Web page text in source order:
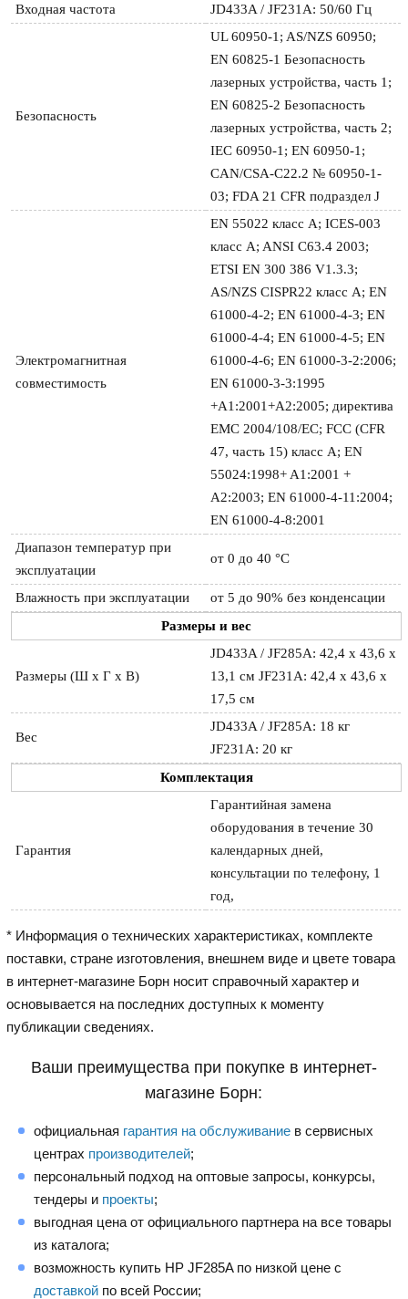
Входная частота JD433A / JF231A: 50/60 Гц
Безопасность
UL 60950-1; AS/NZS 60950;
EN 60825-1 Безопасность
лазерных устройства, часть 1;
EN 60825-2 Безопасность
лазерных устройства, часть 2;
IEC 60950-1; EN 60950-1;
CAN/CSA-C22.2 № 60950-1-
03; FDA 21 CFR подраздел J
Электромагнитная
совместимость
EN 55022 класс A; ICES-003
класс A; ANSI C63.4 2003;
ETSI EN 300 386 V1.3.3;
AS/NZS CISPR22 класс A; EN
61000-4-2; EN 61000-4-3; EN
61000-4-4; EN 61000-4-5; EN
61000-4-6; EN 61000-3-2:2006;
EN 61000-3-3:1995
+A1:2001+A2:2005; директива
EMC 2004/108/EC; FCC (CFR
47, часть 15) класс A; EN
55024:1998+ A1:2001 +
A2:2003; EN 61000-4-11:2004;
EN 61000-4-8:2001
Диапазон температур при
эксплуатации
от 0 до 40 °C
Влажность при эксплуатации
от 5 до 90% без конденсации
Размеры и вес
Размеры (Ш x Г x В)
JD433A / JF285A: 42,4 x 43,6 x
13,1 см JF231A: 42,4 x 43,6 x
17,5 см
Вес
JD433A / JF285A: 18 кг
JF231A: 20 кг
Комплектация
Гарантия
Гарантийная замена
оборудования в течение 30
календарных дней,
консультации по телефону, 1
год,
* Информация о технических характеристиках, комплекте
поставки, стране изготовления, внешнем виде и цвете товара
в интернет-магазине Борн носит справочный характер и
основывается на последних доступных к моменту
публикации сведениях.
Ваши преимущества при покупке в интернет-
магазине Борн:
официальная гарантия на обслуживание в сервисных
центрах производителей;
персональный подход на оптовые запросы, конкурсы,
тендеры и проекты;
выгодная цена от официального партнера на все товары
из каталога;
возможность купить HP JF285A по низкой цене с
доставкой по всей России;